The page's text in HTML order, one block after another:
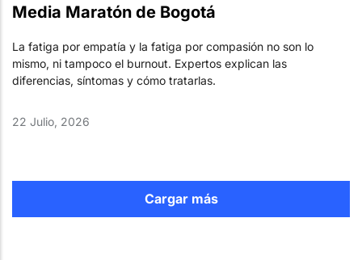
Media Maratón de Bogotá
La fatiga por empatía y la fatiga por compasión no son lo
mismo, ni tampoco el burnout. Expertos explican las
diferencias, síntomas y cómo tratarlas.
22 Julio, 2026
Cargar más